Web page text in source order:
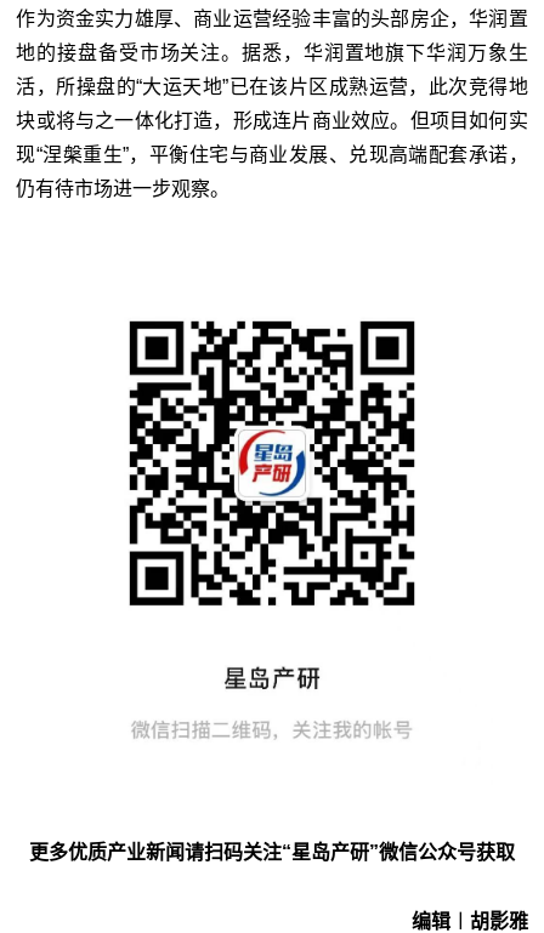
作为资金实力雄厚、商业运营经验丰富的头部房企，华润置
地的接盘备受市场关注。据悉，华润置地旗下华润万象生
活，所操盘的“大运天地”已在该片区成熟运营，此次竞得地
块或将与之一体化打造，形成连片商业效应。但项目如何实
现“涅槃重生”，平衡住宅与商业发展、兑现高端配套承诺，
仍有待市场进一步观察。
更多优质产业新闻请扫码关注“星岛产研”微信公众号获取
编辑︱胡影雅